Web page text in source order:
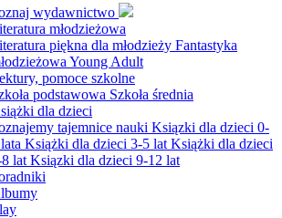
wydawnictwo
młodzieżowa
piękna dla młodzieży Fantastyka
Young Adult
pomoce szkolne
podstawowa Szkoła średnia
dla dzieci
tajemnice nauki Ksiązki dla dzieci 0-
Książki dla dzieci 3-5 lat Książki dla dzieci
lat Ksiązki dla dzieci 9-12 lat